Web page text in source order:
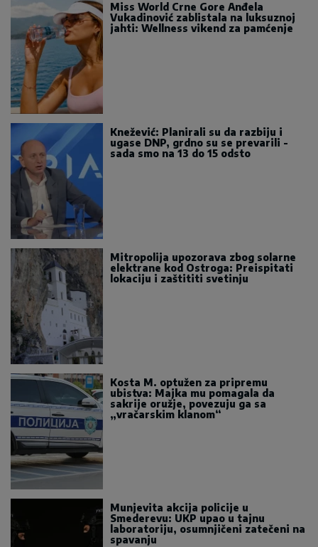
Miss World Crne Gore Anđela
Vukadinović zablistala na luksuznoj
jahti: Wellness vikend za pamćenje
Knežević: Planirali su da razbiju i
ugase DNP, grdno su se prevarili -
sada smo na 13 do 15 odsto
Mitropolija upozorava zbog solarne
elektrane kod Ostroga: Preispitati
lokaciju i zaštititi svetinju
Kosta M. optužen za pripremu
ubistva: Majka mu pomagala da
sakrije oružje, povezuju ga sa
„vračarskim klanom“
Munjevita akcija policije u
Smederevu: UKP upao u tajnu
laboratoriju, osumnjičeni zatečeni na
spavanju